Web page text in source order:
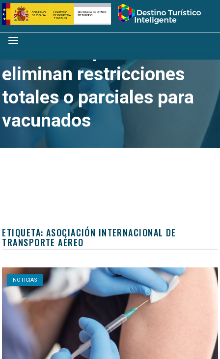
Saltar
al
contenido
Inicio
Menú
Más de 25 países
eliminan restricciones
totales o parciales para
vacunados
ETIQUETA: ASOCIACIÓN INTERNACIONAL DE
TRANSPORTE AÉREO
NOTICIAS
Open post